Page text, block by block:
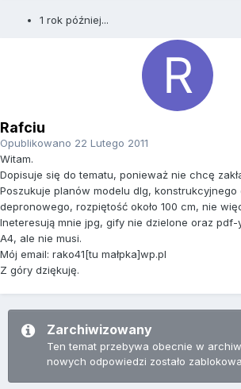
1 rok później...
Rafciu
Opublikowano 22 Lutego 2011
Witam.
Dopisuje się do tematu, ponieważ nie chcę
Poszukuje planów modelu dlg, konstrukcyjnego
depronowego, rozpiętość około 100 cm, nie
Ineteresują mnie jpg, gify nie dzielone oraz pdf-
A4, ale nie musi.
Mój email: rako41[tu małpka]wp.pl
Z góry dziękuję.
Zarchiwizowany
Ten temat przebywa obecnie w
nowych odpowiedzi zostało